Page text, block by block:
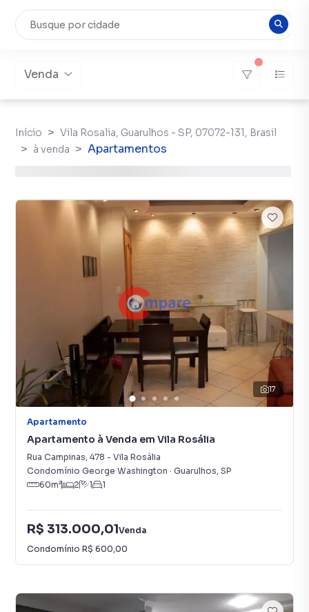
Venda
Início
Vila Rosalia, Guarulhos - SP, 07072-131, Brasil
à venda
Apartamentos
17
Apartamento
Apartamento à Venda em Vila Rosália
Rua Campinas, 478 - Vila Rosália
Condomínio George Washington · Guarulhos, SP
60m² 2 1 1
R$ 313.000,01Venda
Condomínio R$ 600,00